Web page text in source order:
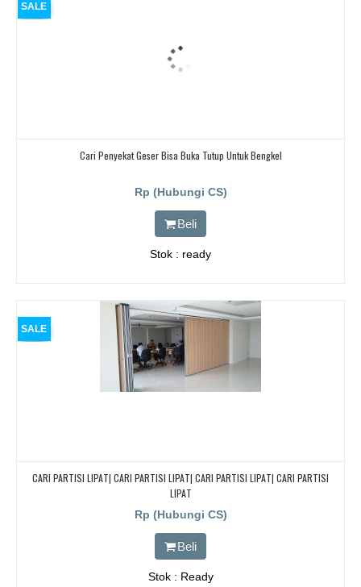
SALE
Cari Penyekat Geser Bisa Buka Tutup Untuk Bengkel
Rp (Hubungi CS)
Beli
Stok : ready
SALE
CARI PARTISI LIPAT| CARI PARTISI LIPAT| CARI PARTISI LIPAT| CARI PARTISI
LIPAT
Rp (Hubungi CS)
Beli
Stok : Ready